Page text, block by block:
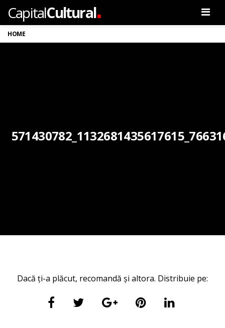
CapitalCultural
HOME
Dacă ți-a plăcut, recomandă și altora. Distribuie pe: